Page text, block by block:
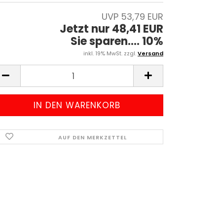
UVP 53,79 EUR
Jetzt nur 48,41 EUR
Sie sparen.... 10%
inkl. 19% MwSt. zzgl.Versand
AUF DEN MERKZETTEL